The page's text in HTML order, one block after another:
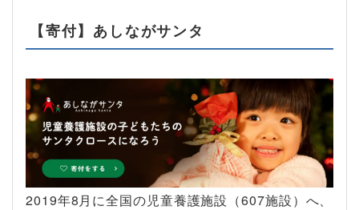
【寄付】あしながサンタ
2019年8月に全国の児童養護施設（607施設）へ、